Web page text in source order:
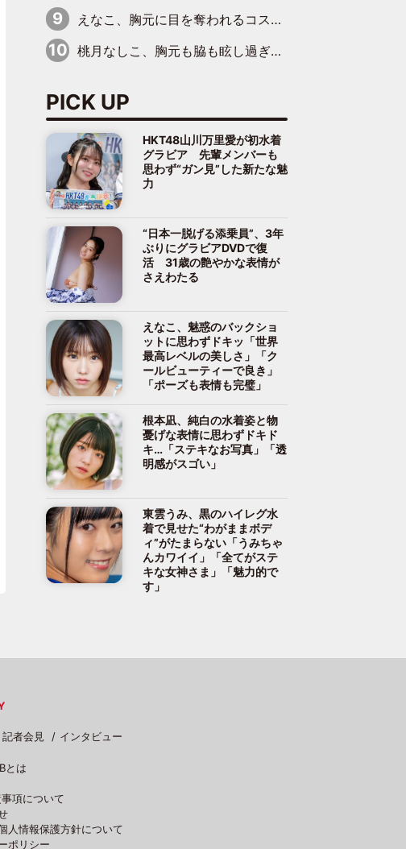
えなこ、胸元に目を奪われるコスプレ水着姿で魅了「群を抜く美しさと華やかさ」「えなこりんの千咲は破壊力がスゴい」
桃月なしこ、胸元も脇も眩し過ぎるランジェリー＆ビキニ姿を披露「なしこたそ最強」「セクシーでゴージャスで大きなボリューム」
PICK UP
HKT48山川万里愛が初水着
グラビア 先輩メンバーも
思わず“ガン見”した新たな魅
力
“日本一脱げる添乗員”、3年
ぶりにグラビアDVDで復
活 31歳の艶やかな表情が
さえわたる
えなこ、魅惑のバックショ
ットに思わずドキッ「世界
最高レベルの美しさ」「ク
ールビューティーで良き」
「ポーズも表情も完璧」
根本凪、純白の水着姿と物
憂げな表情に思わずドキド
キ…「ステキなお写真」「透
明感がスゴい」
東雲うみ、黒のハイレグ水
着で見せた“わがままボデ
ィ”がたまらない「うみちゃ
んカワイイ」「全てがステ
キな女神さま」「魅力的で
す」
記者会見 インタビュー
とは
項について
人情報保護方針について
ポリシー